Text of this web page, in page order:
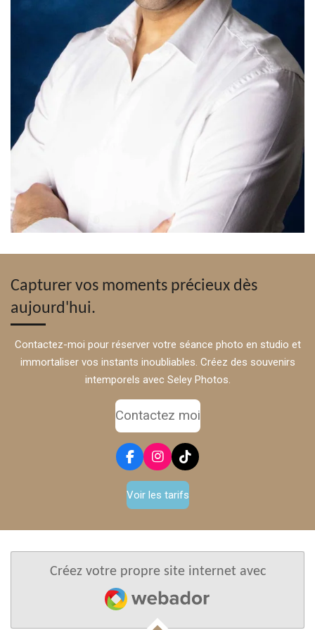
Capturer vos moments précieux dès
aujourd'hui.
Contactez-moi pour réserver votre séance photo en studio et
immortaliser vos instants inoubliables. Créez des souvenirs
intemporels avec Seley Photos.
Contactez moi
F
a
e
b
k
I
n
t
a
a
T
i
k
T
o
Voir les tarifs
Créez votre propre site internet avec
Webador